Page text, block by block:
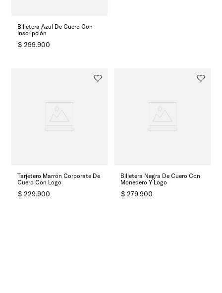
Billetera Azul De Cuero Con
Inscripción
$ 299.900
Tarjetero Marrón Corporate De
Cuero Con Logo
$ 229.900
Billetera Negra De Cuero Con
Monedero Y Logo
$ 279.900